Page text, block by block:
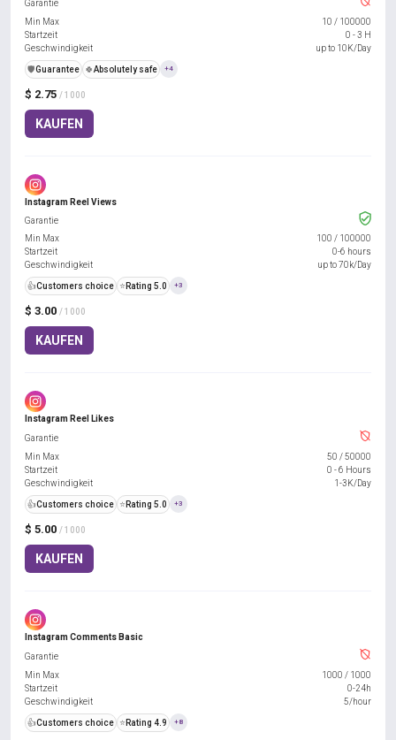
$ 2.75 / 1000
KAUFEN
Garantie
Min Max
10 / 100000
Startzeit
0 - 3 H
Geschwindigkeit
up to 10K/Day
️🛡️Guarantee 🍀Absolutely safe +4
Instagram Reel Views
$ 3.00 / 1000
KAUFEN
Garantie
Min Max
100 / 100000
Startzeit
0-6 hours
Geschwindigkeit
up to 70k/Day
👍Customers choice ⭐ Rating 5.0 +3
Instagram Reel Likes
$ 5.00 / 1000
KAUFEN
Garantie
Min Max
50 /50000
Startzeit
0 - 6 Hours
Geschwindigkeit
1-3K/Day
👍Customers choice ⭐ Rating 5.0 +3
Instagram Comments Basic
Garantie
Min Max
1000 / 1000
Startzeit
0-24h
Geschwindigkeit
5/hour
👍Customers choice ⭐ Rating 4.9 +8